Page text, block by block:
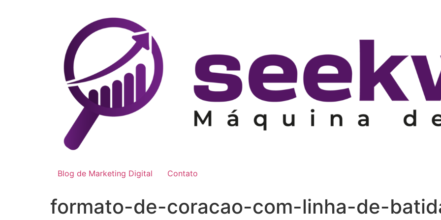
Blog de Marketing Digital Contato
formato-de-coracao-com-linha-de-